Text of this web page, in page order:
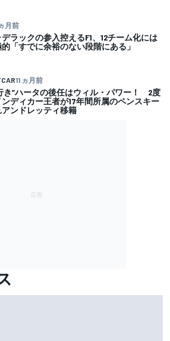
月前
デラックの参入控えるF1、12チーム化には
「すでに余裕のない段階にある」
11 ヵ月前
き”ハータの後任はウィル・パワー！ 2度
ディカー王者が17年間所属のペンスキー
ンドレッティ移籍